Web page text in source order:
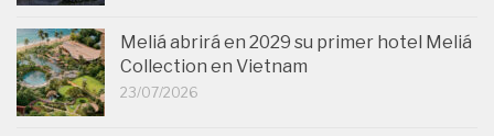
Meliá abrirá en 2029 su primer hotel Meliá
Collection en Vietnam
23/07/2026